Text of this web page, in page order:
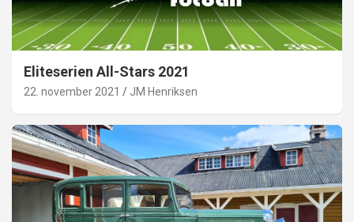
Eliteserien All-Stars 2021
22. november 2021 JM Henriksen